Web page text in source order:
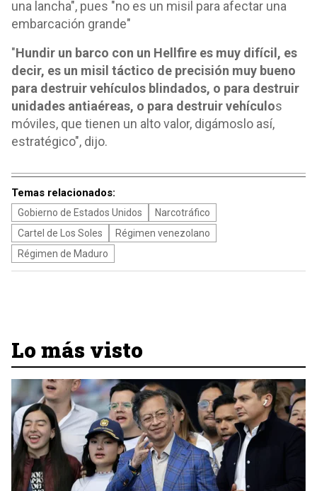
una lancha", pues "no es un misil para afectar una
embarcación grande"
"Hundir un barco con un Hellfire es muy difícil, es
decir, es un misil táctico de precisión muy bueno
para destruir vehículos blindados, o para destruir
unidades antiaéreas, o para destruir vehículos
móviles, que tienen un alto valor, digámoslo así,
estratégico", dijo.
Temas relacionados:
Gobierno de Estados Unidos
Narcotráfico
Cartel de Los Soles
Régimen venezolano
Régimen de Maduro
Lo más visto